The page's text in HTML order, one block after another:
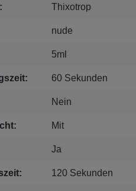
Thixotrop
nude
5ml
60 Sekunden
Nein
Mit
Ja
120 Sekunden